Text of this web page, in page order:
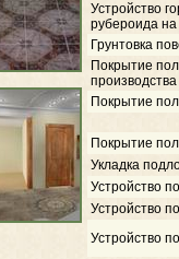
Устройство
рубероида
Грунтовка
Покрытие
производства
Покрытие
Покрытие
Укладка
Устройство
Устройство
Устройство